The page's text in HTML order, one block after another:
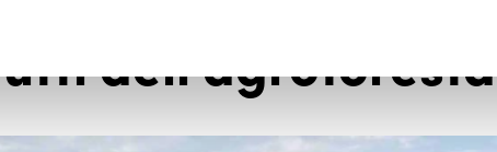
dell'agroforesta